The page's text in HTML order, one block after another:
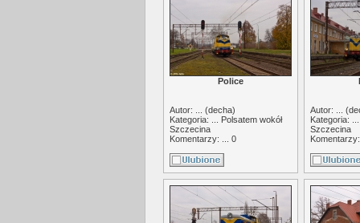
Police
Autor: ... (decha)
Kategoria: ... Polsatem wokół
Szczecina
Komentarzy: ... 0
Autor: ... (
Kategoria:
Szczecina